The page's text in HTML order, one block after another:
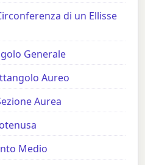
di un Ellisse
Generale
Aureo
Aurea
Medio